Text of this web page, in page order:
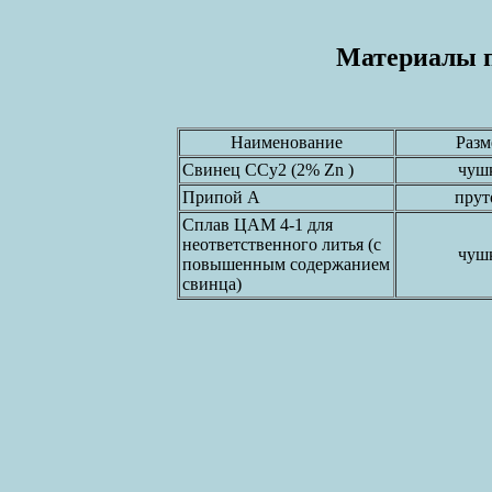
Материалы
Наименование
Свинец ССу2 (2% Zn )
Припой А
Сплав ЦАМ 4-1 для
неответственного литья (с
повышенным содержанием
свинца)